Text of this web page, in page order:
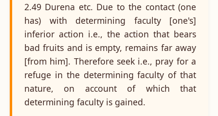
2.49 Durena etc. Due to the contact (one
has) with determining faculty [one's]
inferior action i.e., the action that bears
bad fruits and is empty, remains far away
[from him]. Therefore seek i.e., pray for a
refuge in the determining faculty of that
nature, on account of which that
determining faculty is gained.